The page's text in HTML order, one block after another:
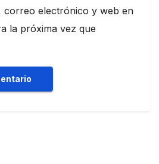
correo electrónico y web en
la próxima vez que